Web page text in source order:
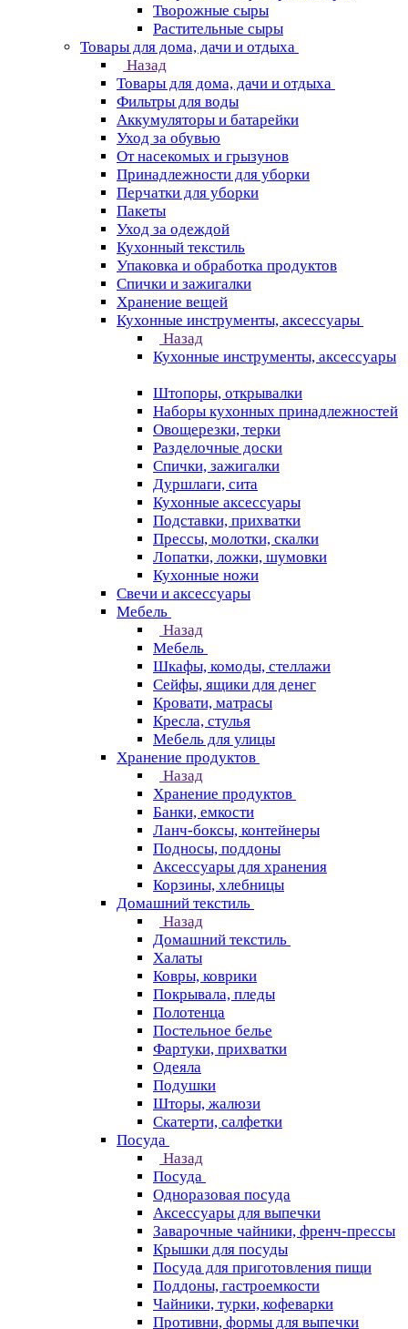
Творожные сыры
Растительные сыры
Товары для дома, дачи и отдыха
Назад
Товары для дома, дачи и отдыха
Фильтры для воды
Аккумуляторы и батарейки
Уход за обувью
От насекомых и грызунов
Принадлежности для уборки
Перчатки для уборки
Пакеты
Уход за одеждой
Кухонный текстиль
Упаковка и обработка продуктов
Спички и зажигалки
Хранение вещей
Кухонные инструменты, аксессуары
Назад
Кухонные инструменты, аксессуары
Штопоры, открывалки
Наборы кухонных принадлежностей
Овощерезки, терки
Разделочные доски
Спички, зажигалки
Дуршлаги, сита
Кухонные аксессуары
Подставки, прихватки
Прессы, молотки, скалки
Лопатки, ложки, шумовки
Кухонные ножи
Свечи и аксессуары
Мебель
Назад
Мебель
Шкафы, комоды, стеллажи
Сейфы, ящики для денег
Кровати, матрасы
Кресла, стулья
Мебель для улицы
Хранение продуктов
Назад
Хранение продуктов
Банки, емкости
Ланч-боксы, контейнеры
Подносы, поддоны
Аксессуары для хранения
Корзины, хлебницы
Домашний текстиль
Назад
Домашний текстиль
Халаты
Ковры, коврики
Покрывала, пледы
Полотенца
Постельное белье
Фартуки, прихватки
Одеяла
Подушки
Шторы, жалюзи
Скатерти, салфетки
Посуда
Назад
Посуда
Одноразовая посуда
Аксессуары для выпечки
Заварочные чайники, френч-прессы
Крышки для посуды
Посуда для приготовления пищи
Поддоны, гастроемкости
Чайники, турки, кофеварки
Противни, формы для выпечки